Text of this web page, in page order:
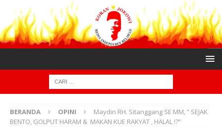
BERANDA OPINI
Maydin RH. Sitanggang SE MM, ” SEJAK
BENTO, GOLPUT HARAM & MAKAN KUE RAKYAT , HALAL !?”